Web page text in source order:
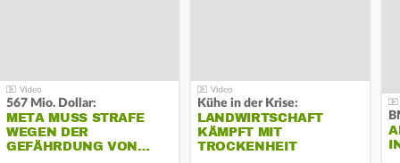
567 Mio. Dollar:
META MUSS STRAFE
WEGEN DER
GEFÄHRDUNG VON…
Kühe in der Krise:
LANDWIRTSCHAFT
KÄMPFT MIT
TROCKENHEIT